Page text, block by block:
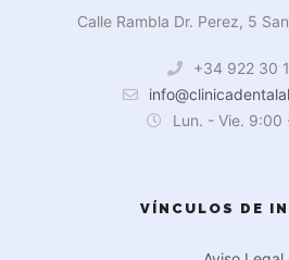
Calle Rambla Dr. Perez, 5
+34 922 30
Lun. - Vie. 9:00
VÍNCULOS DE